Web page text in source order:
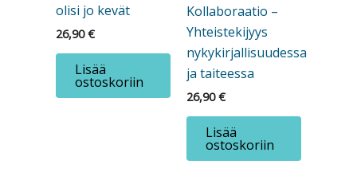
olisi jo kevät
26,90€
Lisää
ostoskoriin
Kollaboraatio –
Yhteistekijyys
nykykirjallisuudessa
ja taiteessa
26,90€
Lisää
ostoskoriin